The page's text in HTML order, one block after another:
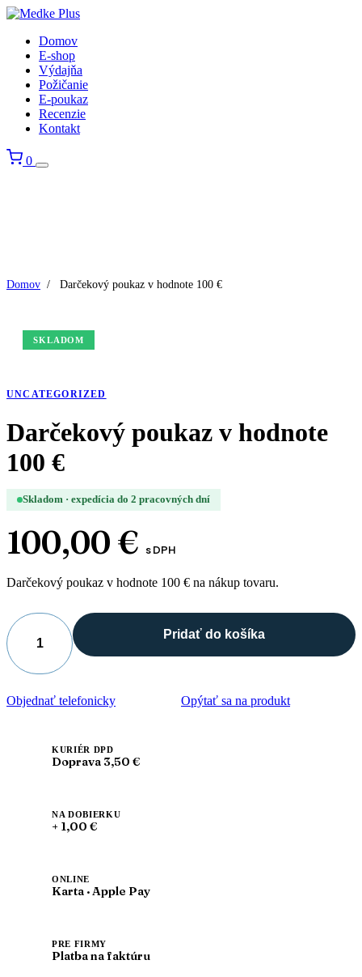
Domov
E-shop
Výdajňa
Požičanie
E-poukaz
Recenzie
Kontakt
0
Domov / Darčekový poukaz v hodnote 100 €
SKLADOM
UNCATEGORIZED
Darčekový poukaz v hodnote
100 €
Skladom · expedícia do 2 pracovných dní
100,00 € s DPH
Darčekový poukaz v hodnote 100 € na nákup tovaru.
množstvo
Darčekový
poukaz
v
hodnote
Pridať do košíka
Objednať telefonicky Opýtať sa na produkt
KURIÉR DPD
Doprava 3,50 €
NA DOBIERKU
+ 1,00 €
ONLINE
Karta · Apple Pay
PRE FIRMY
Platba na faktúru